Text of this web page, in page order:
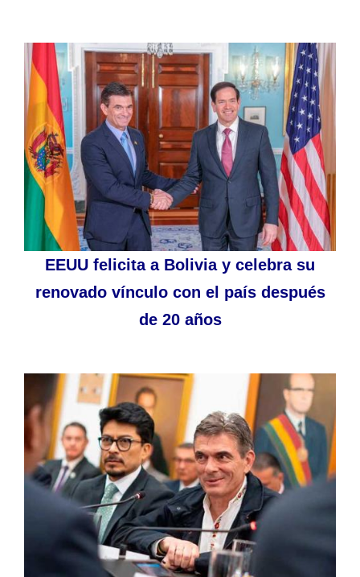
EEUU felicita a Bolivia y celebra su
renovado vínculo con el país después
de 20 años